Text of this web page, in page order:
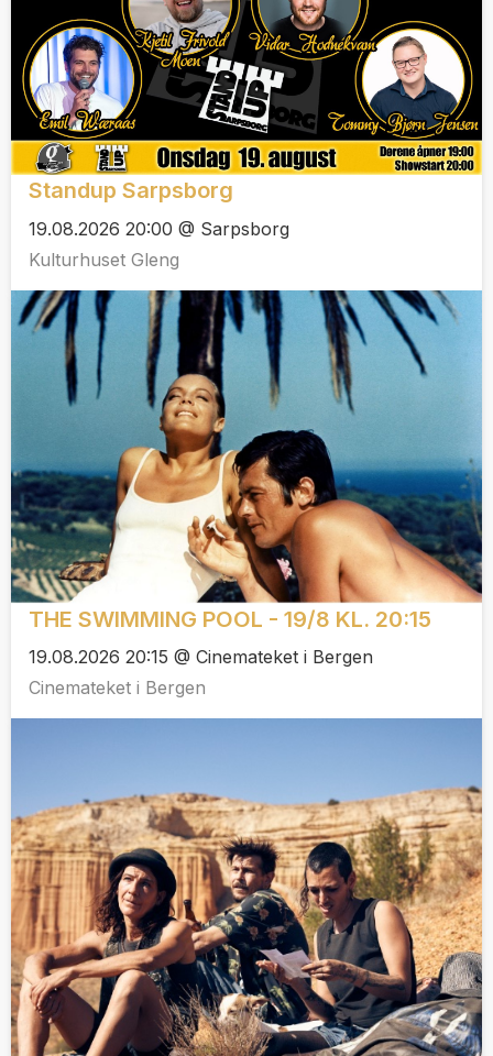
Standup Sarpsborg
19.08.2026 20:00 @ Sarpsborg
Kulturhuset Gleng
THE SWIMMING POOL - 19/8 KL. 20:15
19.08.2026 20:15 @ Cinemateket i Bergen
Cinemateket i Bergen